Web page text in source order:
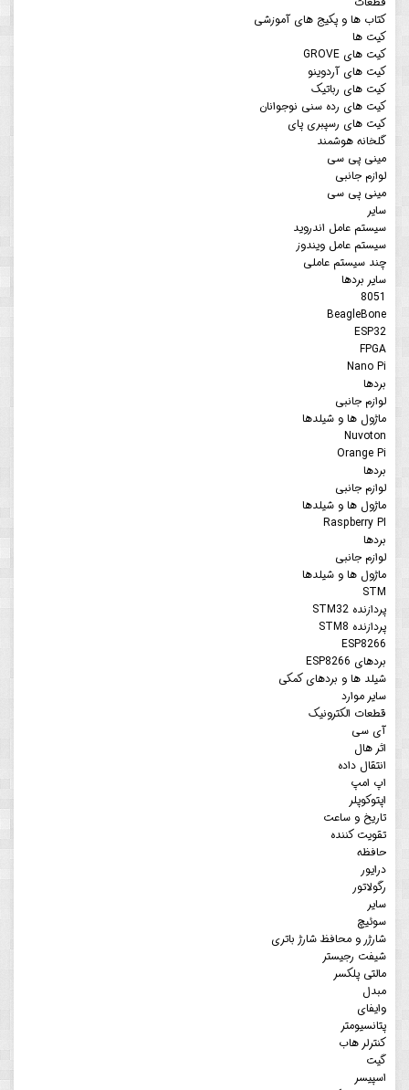
کتاب ها و پکیج های آموزشی
کیت ها
کیت های GROVE
کیت های آردوینو
کیت های رباتیک
کیت های رده سنی نوجوانان
کیت های رسپبری پای
گلخانه هوشمند
مینی پی سی
لوازم جانبی
مینی پی سی
سایر
سیستم عامل اندروید
سیستم عامل ویندوز
چند سیستم عاملی
سایر بردها
8051
BeagleBone
ESP32
FPGA
Nano Pi
بردها
لوازم جانبی
ماژول ها و شیلدها
Nuvoton
Orange Pi
بردها
لوازم جانبی
ماژول ها و شیلدها
Raspberry PI
بردها
لوازم جانبی
ماژول ها و شیلدها
STM
پردازنده STM32
پردازنده STM8
ESP8266
بردهای ESP8266
شیلد ها و بردهای کمکی
سایر موارد
قطعات الکترونیک
آی سی
اثر هال
انتقال داده
اپ امپ
اپتوکوپلر
تاریخ و ساعت
تقویت کننده
حافظه
درایور
رگولاتور
سایر
سوئیچ
شارژر و محافظ شارژ باتری
شیفت رجیستر
مالتی پلکسر
مبدل
وایفای
پتانسیومتر
کنترلر هاب
گیت
اسپیسر